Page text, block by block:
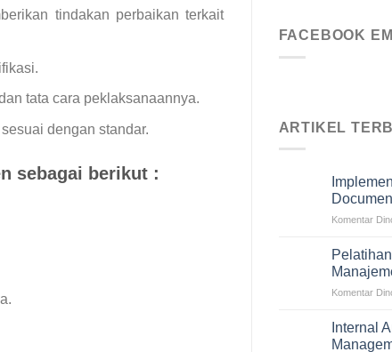
tindakan perbaikan terkait
tata cara peklaksanaannya.
dengan standar.
sebagai berikut :
FACEBOOK
ARTIKEL
Komentar
Komentar
Internal